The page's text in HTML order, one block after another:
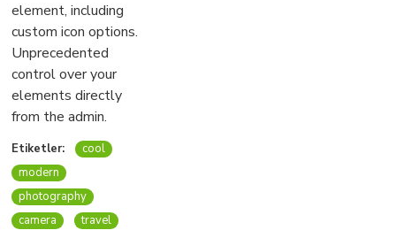
element, including
custom icon options.
Unprecedented
control over your
elements directly
from the admin.
Etiketler:
cool
modern
photography
camera
travel